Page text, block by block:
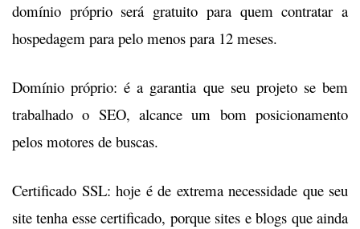
domínio próprio será gratuito para quem contratar a
hospedagem para pelo menos para 12 meses.
Domínio próprio: é a garantia que seu projeto se bem
trabalhado o SEO, alcance um bom posicionamento
pelos motores de buscas.
Certificado SSL: hoje é de extrema necessidade que seu
site tenha esse certificado, porque sites e blogs que ainda